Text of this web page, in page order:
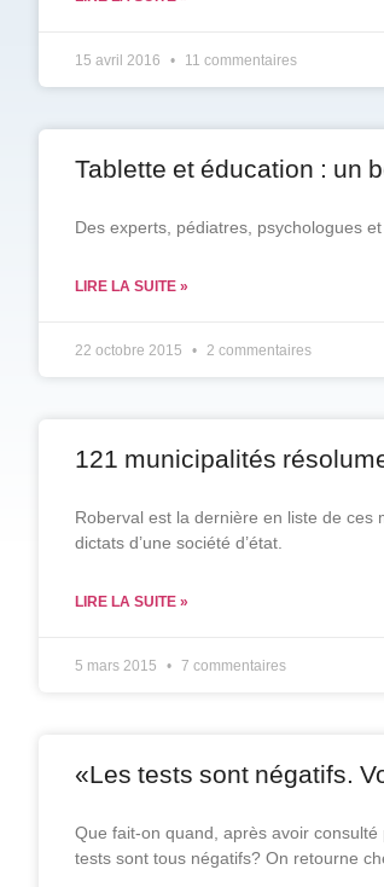
15 avril 2016 11 commentaires
Tablette et éducation : un
Des experts, pédiatres, psychologues
LIRE LA SUITE »
22 octobre 2015 2 commentaires
121 municipalités
Roberval est la dernière en liste de
dictats d’une société d’état.
LIRE LA SUITE »
5 mars 2015 7 commentaires
«Les tests sont négatifs.
Que fait-on quand, après avoir
tests sont tous négatifs? On retourne